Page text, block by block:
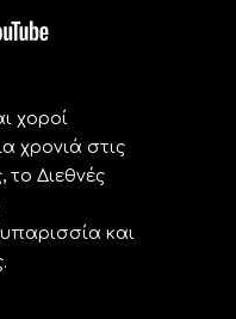
χοροί
χρονιά στις
το Διεθνές
και